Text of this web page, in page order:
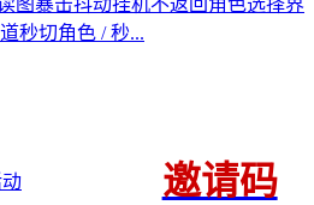
图暴击抖动挂机不返回角色选择界
秒切角色 / 秒...
邀请码